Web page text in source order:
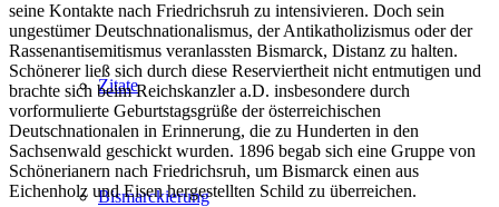
Zitate
Bismarckierung
seine Kontakte nach Friedrichsruh zu intensivieren. Doch sein
ungestümer Deutschnationalismus, der Antikatholizismus oder der
Rassenantisemitismus veranlassten Bismarck, Distanz zu halten.
Schönerer ließ sich durch diese Reserviertheit nicht entmutigen und
brachte sich beim Reichskanzler a.D. insbesondere durch
vorformulierte Geburtstagsgrüße der österreichischen
Deutschnationalen in Erinnerung, die zu Hunderten in den
Sachsenwald geschickt wurden. 1896 begab sich eine Gruppe von
Schönerianern nach Friedrichsruh, um Bismarck einen aus
Eichenholz und Eisen hergestellten Schild zu überreichen.